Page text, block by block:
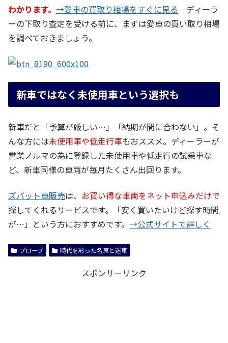
わかります。 →愛車の買取り相場をすぐに見る ディーラ
ーの下取り査定を受ける前に、まずは愛車の買い取り相場
を調べておきましょう。
新車ではなく未使用車という選択も
新車だと「予算が厳しい…」「納期が間に合わない」。そ
んな方には未使用車や低走行車もおススメ。ディーラーが
営業ノルマの為に登録した未使用車や低走行の試乗車な
ど、新車同様の車両が毎月たくさん出回ります。
ズバット車販売は、 お買い得な車両をネット申込みだけで
探してくれるサービスです。「安く買いたいけど探す時間
が…」という方におすすめです。 →公式サイトで詳しく
プローブ 時代を彩った名車と迷車
スポンサーリンク